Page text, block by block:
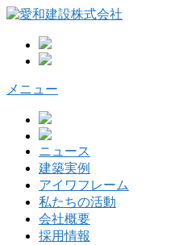
コ
へ
メニュー
ニュース
建築実例
アイワフレーム
私たちの活動
会社概要
採用情報